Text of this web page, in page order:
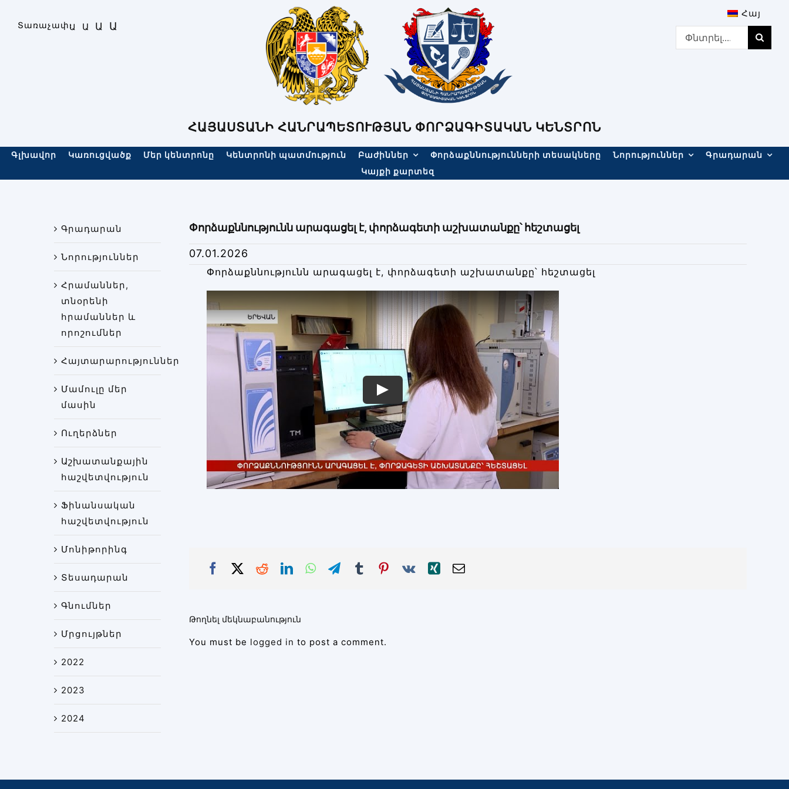
Տառաչափ։Ա Ա Ա Ա
Հայ
Search
for:
ՀԱՅԱՍՏԱՆԻ ՀԱՆՐԱՊԵՏՈՒԹՅԱՆ ՓՈՐՁԱԳԻՏԱԿԱՆ ԿԵՆՏՐՈՆ
Գլխավոր Կառուցվածք Մեր կենտրոնը Կենտրոնի պատմություն Բաժիններ Փորձաքննությունների տեսակները Նորություններ
Գրադարան
Կայքի քարտեզ
Գրադարան
Նորություններ
Հրամաններ,
տնօրենի
հրամաններ և
որոշումներ
Հայտարարություններ
Մամուլը մեր
մասին
Ուղերձներ
Աշխատանքային
հաշվետվություն
Ֆինանսական
հաշվետվություն
Մոնիթորինգ
Տեսադարան
Գնումներ
Մրցույթներ
2022
2023
2024
Փորձաքննությունն արագացել է, փորձագետի աշխատանքը՝ հեշտացել
07.01.2026
Փորձաքննությունն արագացել է, փորձագետի աշխատանքը՝ հեշտացել
Թողնել մեկնաբանություն
You must be logged in to post a comment.